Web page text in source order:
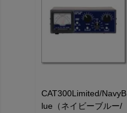
CAT300Limited/NavyB
lue（ネイビーブルー/